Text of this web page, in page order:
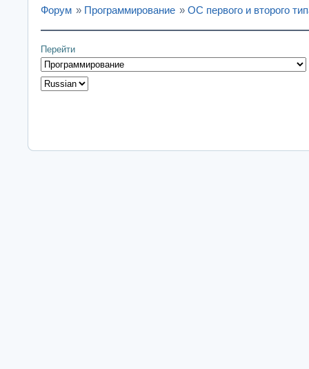
Форум » Программирование » ОС первого и второго
Перейти